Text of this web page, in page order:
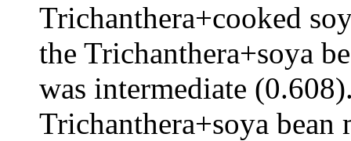
Trichanthera+cooked
the Trichanthera+soya
was intermediate
Trichanthera+soya bean